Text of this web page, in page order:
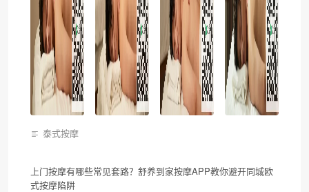
泰式按摩
上门按摩有哪些常见套路？舒养到家按摩APP教你避开同城欧
式按摩陷阱